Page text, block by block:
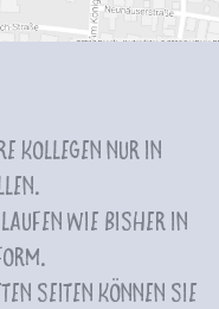
Kollegen nur in
wie bisher in
Seiten können Sie